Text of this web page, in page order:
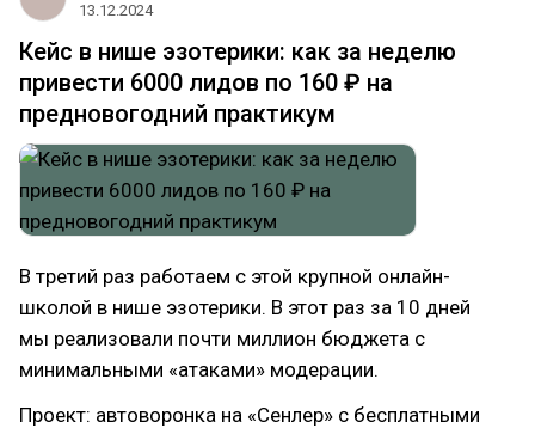
13.12.2024
Кейс в нише эзотерики: как за неделю
привести 6000 лидов по 160 ₽ на
предновогодний практикум
В третий раз работаем с этой крупной онлайн-
школой в нише эзотерики. В этот раз за 10 дней
мы реализовали почти миллион бюджета с
минимальными «атаками» модерации.
Проект: автоворонка на «Сенлер» с бесплатными